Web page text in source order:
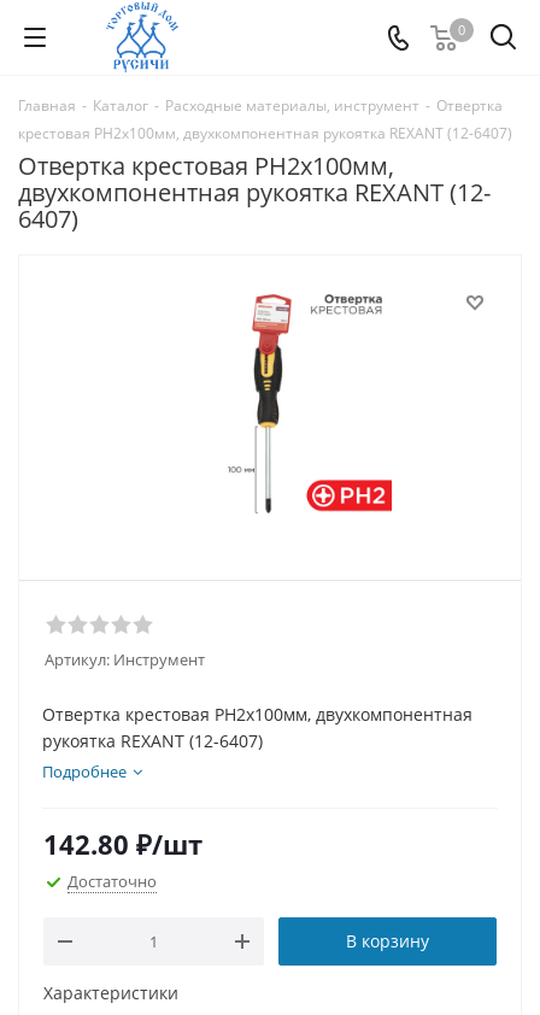
0
Главная - Каталог - Расходные материалы, инструмент - Отвертка
крестовая PH2х100мм, двухкомпонентная рукоятка REXANT (12-6407)
Отвертка крестовая PH2х100мм,
двухкомпонентная рукоятка REXANT (12-
6407)
Артикул: Инструмент
Отвертка крестовая PH2х100мм, двухкомпонентная
рукоятка REXANT (12-6407)
Подробнее
142.80 ₽/шт
Достаточно
В корзину
Характеристики